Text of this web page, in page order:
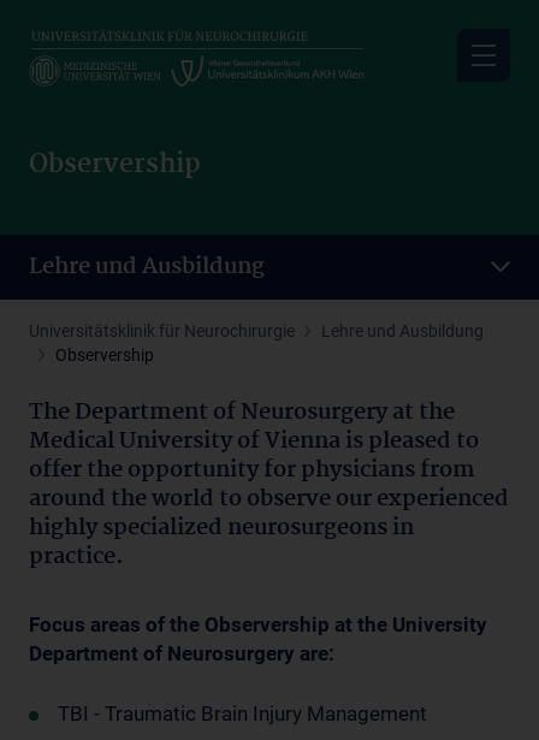
main
Observership
Lehre und Ausbildung
Universitätsklinik für Neurochirurgie
Lehre und Ausbildung
Observership
The Department of Neurosurgery at the
Medical University of Vienna is pleased to
offer the opportunity for physicians from
around the world to observe our experienced
highly specialized neurosurgeons in
practice.
Focus areas of the Observership at the University
Department of Neurosurgery are:
TBI - Traumatic Brain Injury Management